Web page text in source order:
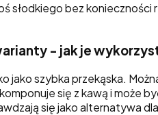
słodkiego bez
- jak je
jako szybka przekąska.
się z kawą i może
się jako alternatywa